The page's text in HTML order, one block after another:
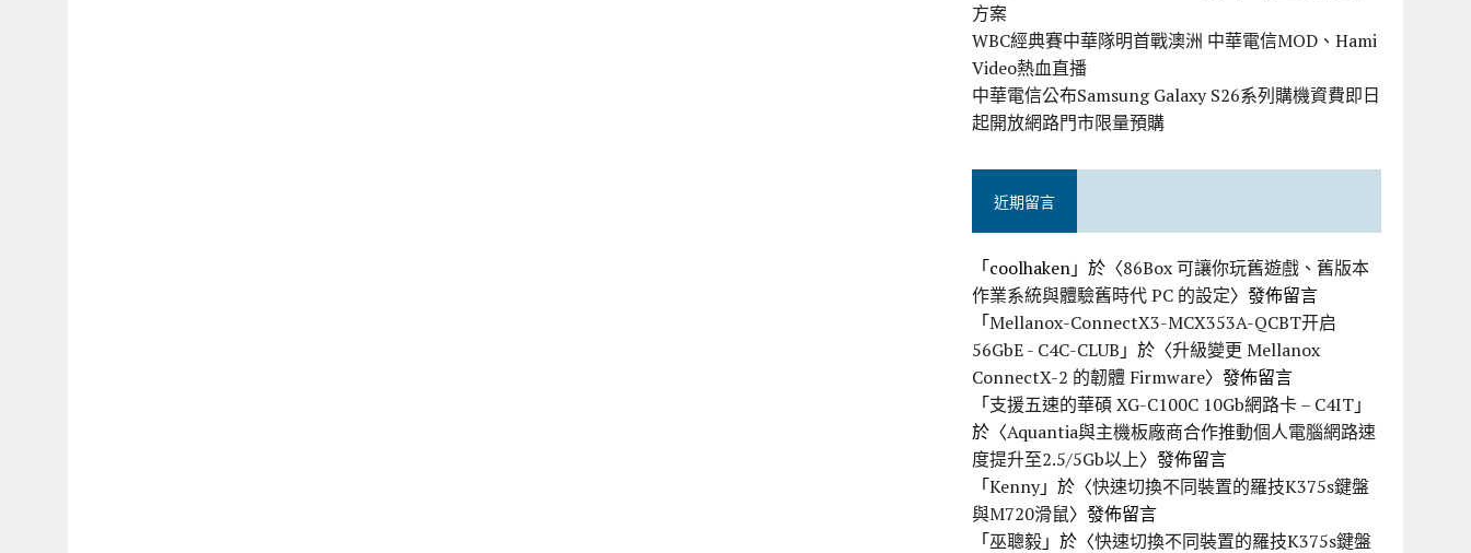
方案
WBC經典賽中華隊明首戰澳洲 中華電信MOD、Hami
Video熱血直播
中華電信公布Samsung Galaxy S26系列購機資費即日
起開放網路門市限量預購
近期留言
「coolhaken」於〈86Box 可讓你玩舊遊戲、舊版本
作業系統與體驗舊時代 PC 的設定〉發佈留言
「Mellanox-ConnectX3-MCX353A-QCBT开启
56GbE - C4C-CLUB 」於〈升級變更 Mellanox
ConnectX-2 的韌體 Firmware〉發佈留言
「支援五速的華碩 XG-C100C 10Gb網路卡 – C4IT」
於〈Aquantia與主機板廠商合作推動個人電腦網路速
度提升至2.5/5Gb以上〉發佈留言
「Kenny」於〈快速切換不同裝置的羅技K375s鍵盤
與M720滑鼠〉發佈留言
「巫聰毅」於〈快速切換不同裝置的羅技K375s鍵盤